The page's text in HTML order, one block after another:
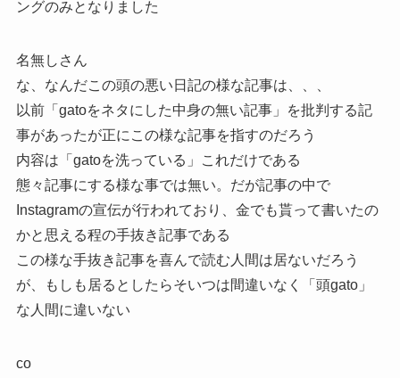
ングのみとなりました
名無しさん
な、なんだこの頭の悪い日記の様な記事は、、、
以前「gatoをネタにした中身の無い記事」を批判する記
事があったが正にこの様な記事を指すのだろう
内容は「gatoを洗っている」これだけである
態々記事にする様な事では無い。だが記事の中で
Instagramの宣伝が行われており、金でも貰って書いたの
かと思える程の手抜き記事である
この様な手抜き記事を喜んで読む人間は居ないだろう
が、もしも居るとしたらそいつは間違いなく「頭gato」
な人間に違いない
co